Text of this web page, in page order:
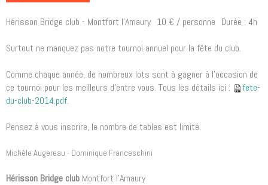
Hérisson Bridge club - Montfort l'Amaury 10 € / personne Durée : 4h
Surtout ne manquez pas notre tournoi annuel pour la fête du club.
Comme chaque année, de nombreux lots sont à gagner à l'occasion de
ce tournoi pour les meilleurs d'entre vous. Tous les détails ici :
fete-
du-club-2014.pdf.
Pensez à vous inscrire, le nombre de tables est limité.
Michèle Augereau - Dominique Franceschini
Hérisson Bridge club Montfort l'Amaury